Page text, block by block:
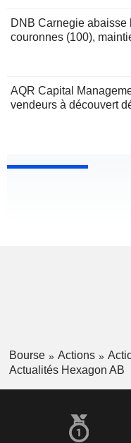
DNB Carnegie abaisse
couronnes (100),
AQR Capital
vendeurs à découvert
Bourse Actions
Actualités Hexagon AB